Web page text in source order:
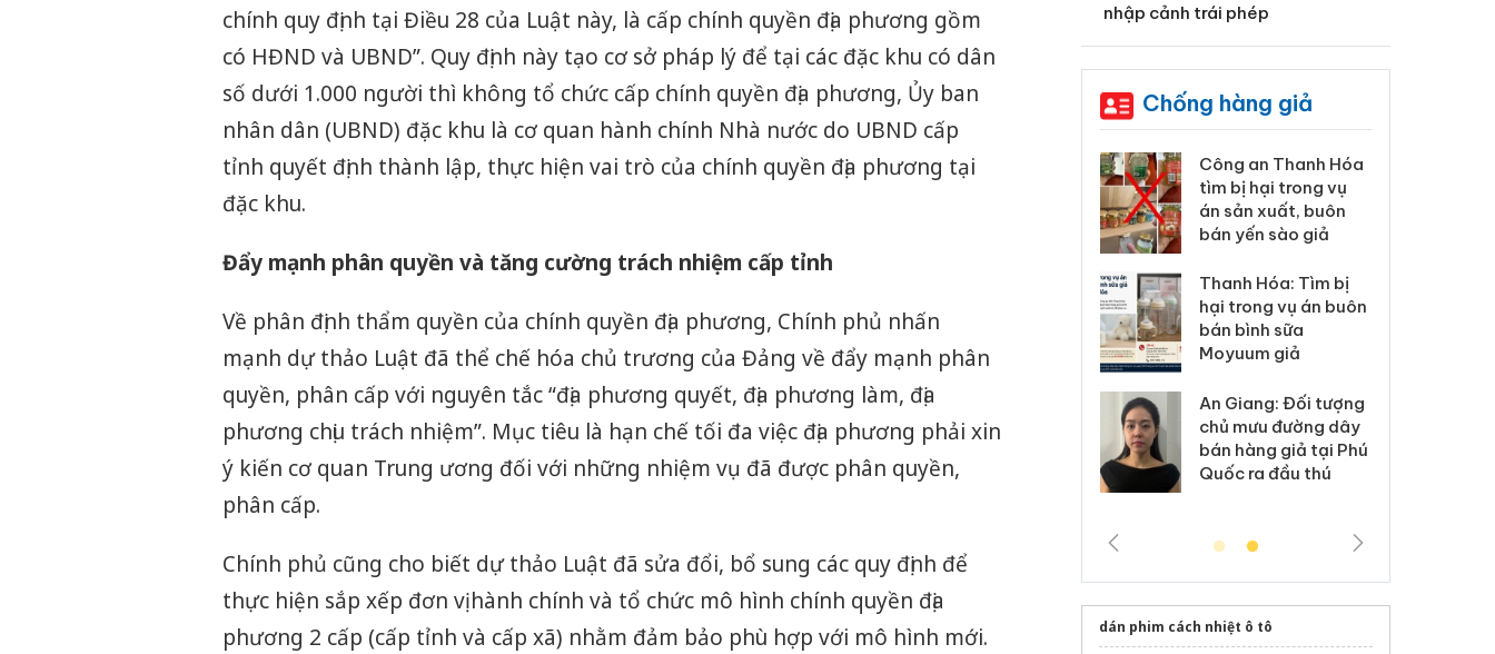
chính quy định tại Điều 28 của Luật này, là cấp chính quyền địa phương gồm
có HĐND và UBND”. Quy định này tạo cơ sở pháp lý để tại các đặc khu có dân
số dưới 1.000 người thì không tổ chức cấp chính quyền địa phương, Ủy ban
nhân dân (UBND) đặc khu là cơ quan hành chính Nhà nước do UBND cấp
tỉnh quyết định thành lập, thực hiện vai trò của chính quyền địa phương tại
đặc khu.
Đẩy mạnh phân quyền và tăng cường trách nhiệm cấp tỉnh
Về phân định thẩm quyền của chính quyền địa phương, Chính phủ nhấn
mạnh dự thảo Luật đã thể chế hóa chủ trương của Đảng về đẩy mạnh phân
quyền, phân cấp với nguyên tắc “địa phương quyết, địa phương làm, địa
phương chịu trách nhiệm”. Mục tiêu là hạn chế tối đa việc địa phương phải xin
ý kiến cơ quan Trung ương đối với những nhiệm vụ đã được phân quyền,
phân cấp.
Chính phủ cũng cho biết dự thảo Luật đã sửa đổi, bổ sung các quy định để
thực hiện sắp xếp đơn vị hành chính và tổ chức mô hình chính quyền địa
phương 2 cấp (cấp tỉnh và cấp xã) nhằm đảm bảo phù hợp với mô hình mới.
nhập cảnh trái phép
Chống hàng giả
Công an Thanh Hóa
tìm bị hại trong vụ
bán bình sữa
Moyuum giả
An Giang: Đối tượng
chủ mưu đường dây
Quốc ra đầu thú
Lào Cai xử lý 83 vụ vi
phạm thương mại
trong tháng 7
Hưng Yên: Xử lý 6 hộ
kinh doanh bán hàng
giả mạo nhãn hiệu
Adidas, Nike
Cà Mau: Tiêu hủy
công khai hàng ngàn
sản phẩm nhập lậu,
bảo vệ môi trường
dán phim cách nhiệt ô tô